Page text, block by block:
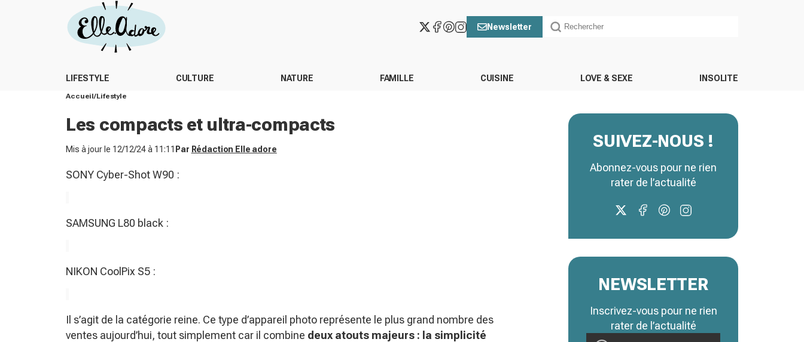
Newsletter
LIFESTYLE CULTURE NATURE FAMILLE CUISINE LOVE & SEXE INSOLITE
Accueil Lifestyle
Les compacts et ultra-compacts
Mis à jour le 12/12/24 à 11:11 Par Rédaction Elle adore
SONY Cyber-Shot W90 :
SAMSUNG L80 black :
NIKON CoolPix S5 :
Il s’agit de la catégorie reine. Ce type d’appareil photo représente le plus grand nombre des
ventes aujourd’hui, tout simplement car il combine deux atouts majeurs : la simplicité
SUIVEZ-NOUS !
Abonnez-vous pour ne rien
rater de l’actualité
NEWSLETTER
Inscrivez-vous pour ne rien
rater de l’actualité